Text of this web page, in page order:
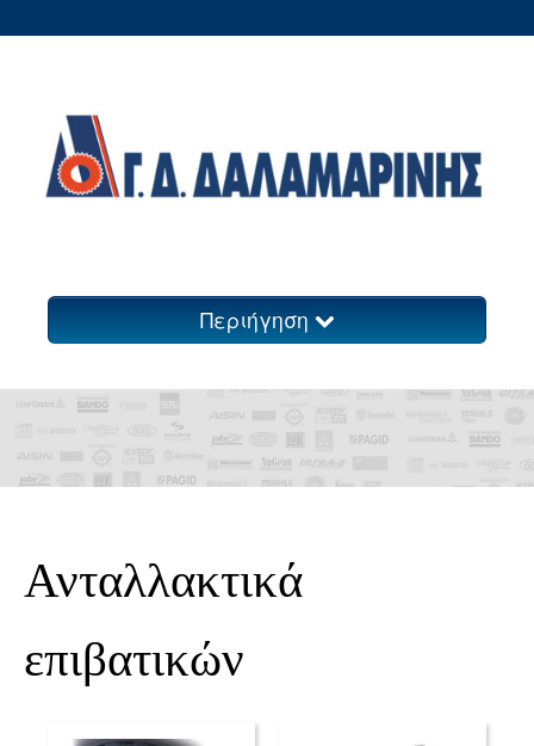
Περιήγηση
Ανταλλακτικά
Ανταλλακτικά
επιβατικών